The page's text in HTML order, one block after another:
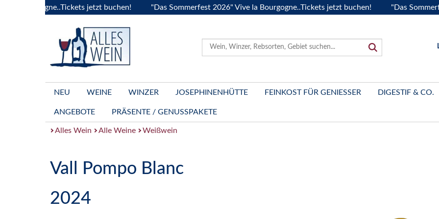
jetzt buchen! "Das Sommerfest 2026" Vive la Bourgogne..Tickets jetzt buchen! "Das Sommerfest
NEU WEINE WINZER JOSEPHINENHÜTTE FEINKOST FÜR GENIESSER DIGESTIF & CO.
ANGEBOTE PRÄSENTE / GENUSSPAKETE
Alles Wein Alle Weine Weißwein
Vall Pompo Blanc
2024